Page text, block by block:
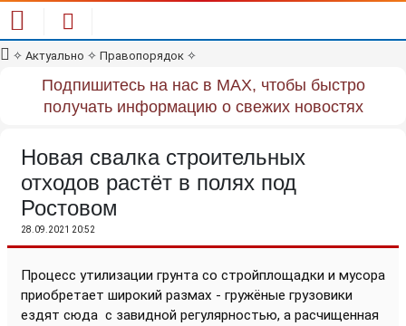
✧ Актуально ✧ Правопорядок ✧
Подпишитесь на нас в MAX, чтобы быстро
получать информацию о свежих новостях
Новая свалка строительных
отходов растёт в полях под
Ростовом
28.09.2021 20:52
Процесс утилизации грунта со стройплощадки и мусора
приобретает широкий размах - гружёные грузовики
ездят сюда с завидной регулярностью, а расчищенная